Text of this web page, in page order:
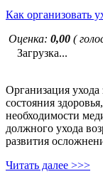
Как организовать
Оценка: 0,00 (
Загрузка...
Организация
состояния
необходимости
должного ухода
развития
Читать далее >>>